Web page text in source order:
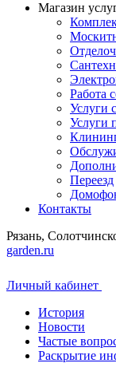
Магазин
Работа
Услуги
Услуги
Переезд
Контакты
Рязань,
garden.ru
Личный кабинет
История
Новости
Частые
Раскрытие